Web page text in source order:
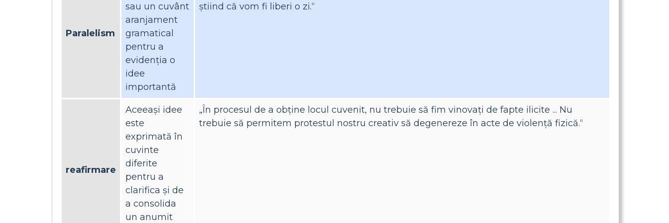
Paralelism
sau un cuvânt
aranjament
gramatical
pentru a
evidenția o
idee
importantă
știind că vom fi liberi o zi.“
reafirmare
Aceeași idee
este
exprimată în
cuvinte
diferite
pentru a
clarifica și de
a consolida
un anumit
„În procesul de a obține locul cuvenit, nu trebuie să fim vinovați de fapte ilicite ... Nu
trebuie să permitem protestul nostru creativ să degenereze în acte de violență fizică.“